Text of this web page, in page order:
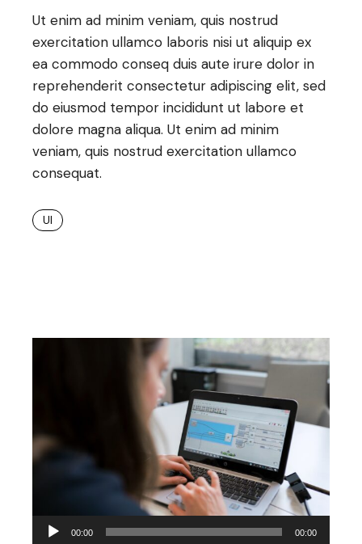
Ut enim ad minim veniam, quis nostrud
exercitation ullamco laboris nisi ut aliquip ex
ea commodo conseq duis aute irure dolor in
reprehenderit consectetur adipiscing elit, sed
do eiusmod tempor incididunt ut labore et
dolore magna aliqua. Ut enim ad minim
veniam, quis nostrud exercitation ullamco
consequat.
UI
Lecteur00:00 00:00